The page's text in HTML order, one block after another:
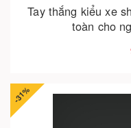
Tay thắng kiểu xe
toàn cho
-31%